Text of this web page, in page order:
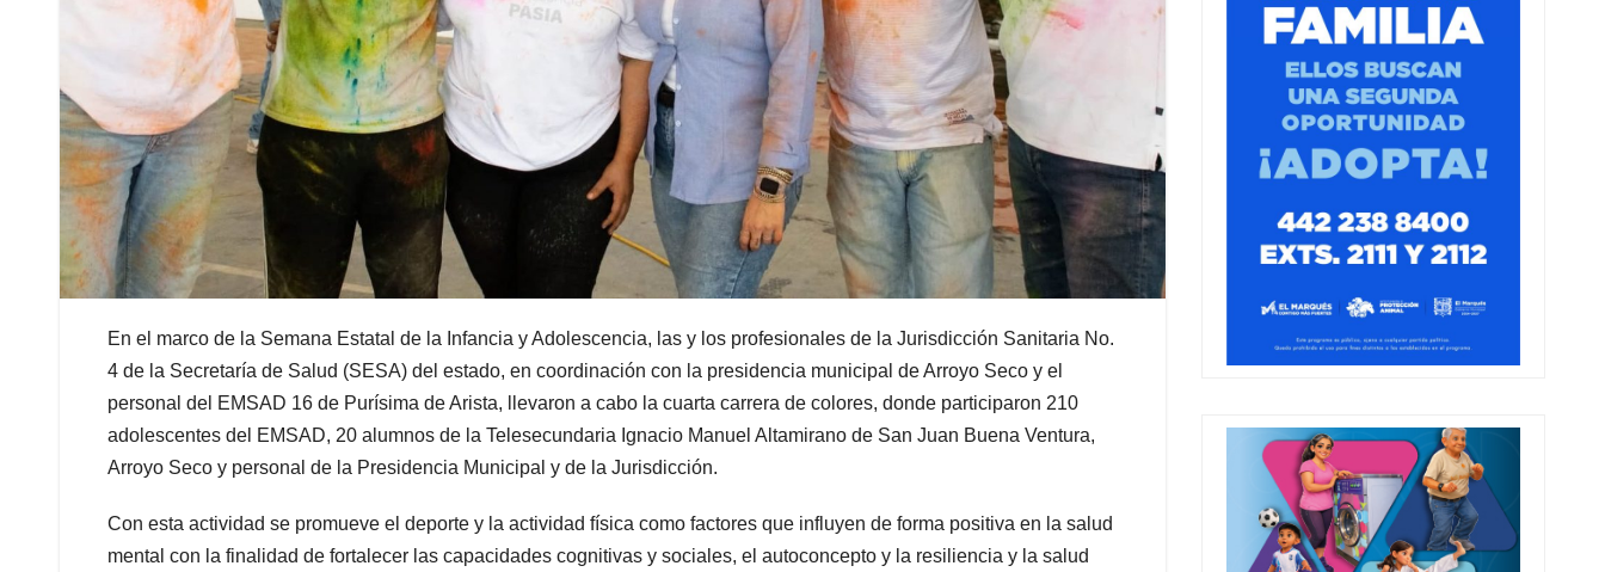
En el marco de la Semana Estatal de la Infancia y Adolescencia, las y los profesionales de la Jurisdicción Sanitaria No.
4 de la Secretaría de Salud (SESA) del estado, en coordinación con la presidencia municipal de Arroyo Seco y el
personal del EMSAD 16 de Purísima de Arista, llevaron a cabo la cuarta carrera de colores, donde participaron 210
adolescentes del EMSAD, 20 alumnos de la Telesecundaria Ignacio Manuel Altamirano de San Juan Buena Ventura,
Arroyo Seco y personal de la Presidencia Municipal y de la Jurisdicción.
Con esta actividad se promueve el deporte y la actividad física como factores que influyen de forma positiva en la salud
mental con la finalidad de fortalecer las capacidades cognitivas y sociales, el autoconcepto y la resiliencia y la salud